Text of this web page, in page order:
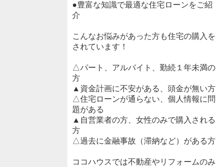
●豊富な知識で最適な住宅ローンをご紹
介
こんなお悩みがあった方も住宅の購入を
されています！
△パート、アルバイト、勤続１年未満の
方
▲資金計画に不安がある、頭金が無い方
△住宅ローンが通らない、個人情報に問
題がある
▲自営業者の方、女性のみで購入される
方
△過去に金融事故（滞納など）がある方
ココハウスでは不動産やリフォームのみ